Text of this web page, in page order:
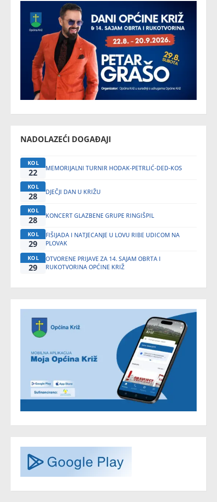
NADOLAZEĆI DOGAĐAJI
KOL
22 MEMORIJALNI TURNIR HODAK-PETRLIĆ-DED-KOS
KOL
28 DJEČJI DAN U KRIŽU
KOL
28 KONCERT GLAZBENE GRUPE RINGIŠPIL
KOL
29
FIŠIJADA I NATJECANJE U LOVU RIBE UDICOM NA
PLOVAK
KOL
29
OTVORENE PRIJAVE ZA 14. SAJAM OBRTA I
RUKOTVORINA OPĆINE KRIŽ